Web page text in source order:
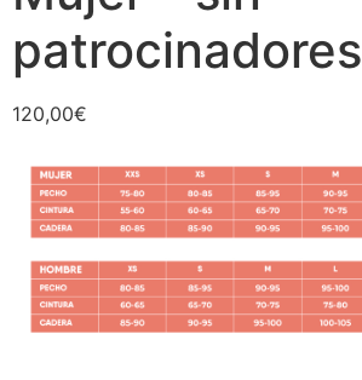
patrocinadores
120,00€